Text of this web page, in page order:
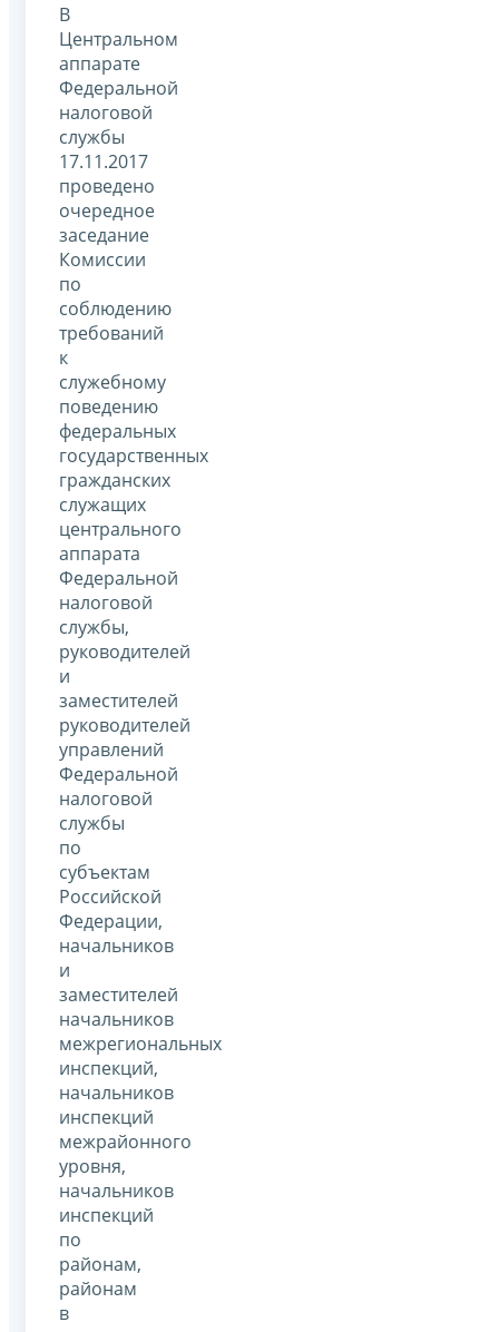
В
Центральном
аппарате
Федеральной
налоговой
службы
17.11.2017
проведено
очередное
заседание
Комиссии
по
соблюдению
требований
к
служебному
поведению
федеральных
государственных
гражданских
служащих
центрального
аппарата
Федеральной
налоговой
службы,
руководителей
и
заместителей
руководителей
управлений
Федеральной
налоговой
службы
по
субъектам
Российской
Федерации,
начальников
и
заместителей
начальников
межрегиональных
инспекций,
начальников
инспекций
межрайонного
уровня,
начальников
инспекций
по
районам,
районам
в